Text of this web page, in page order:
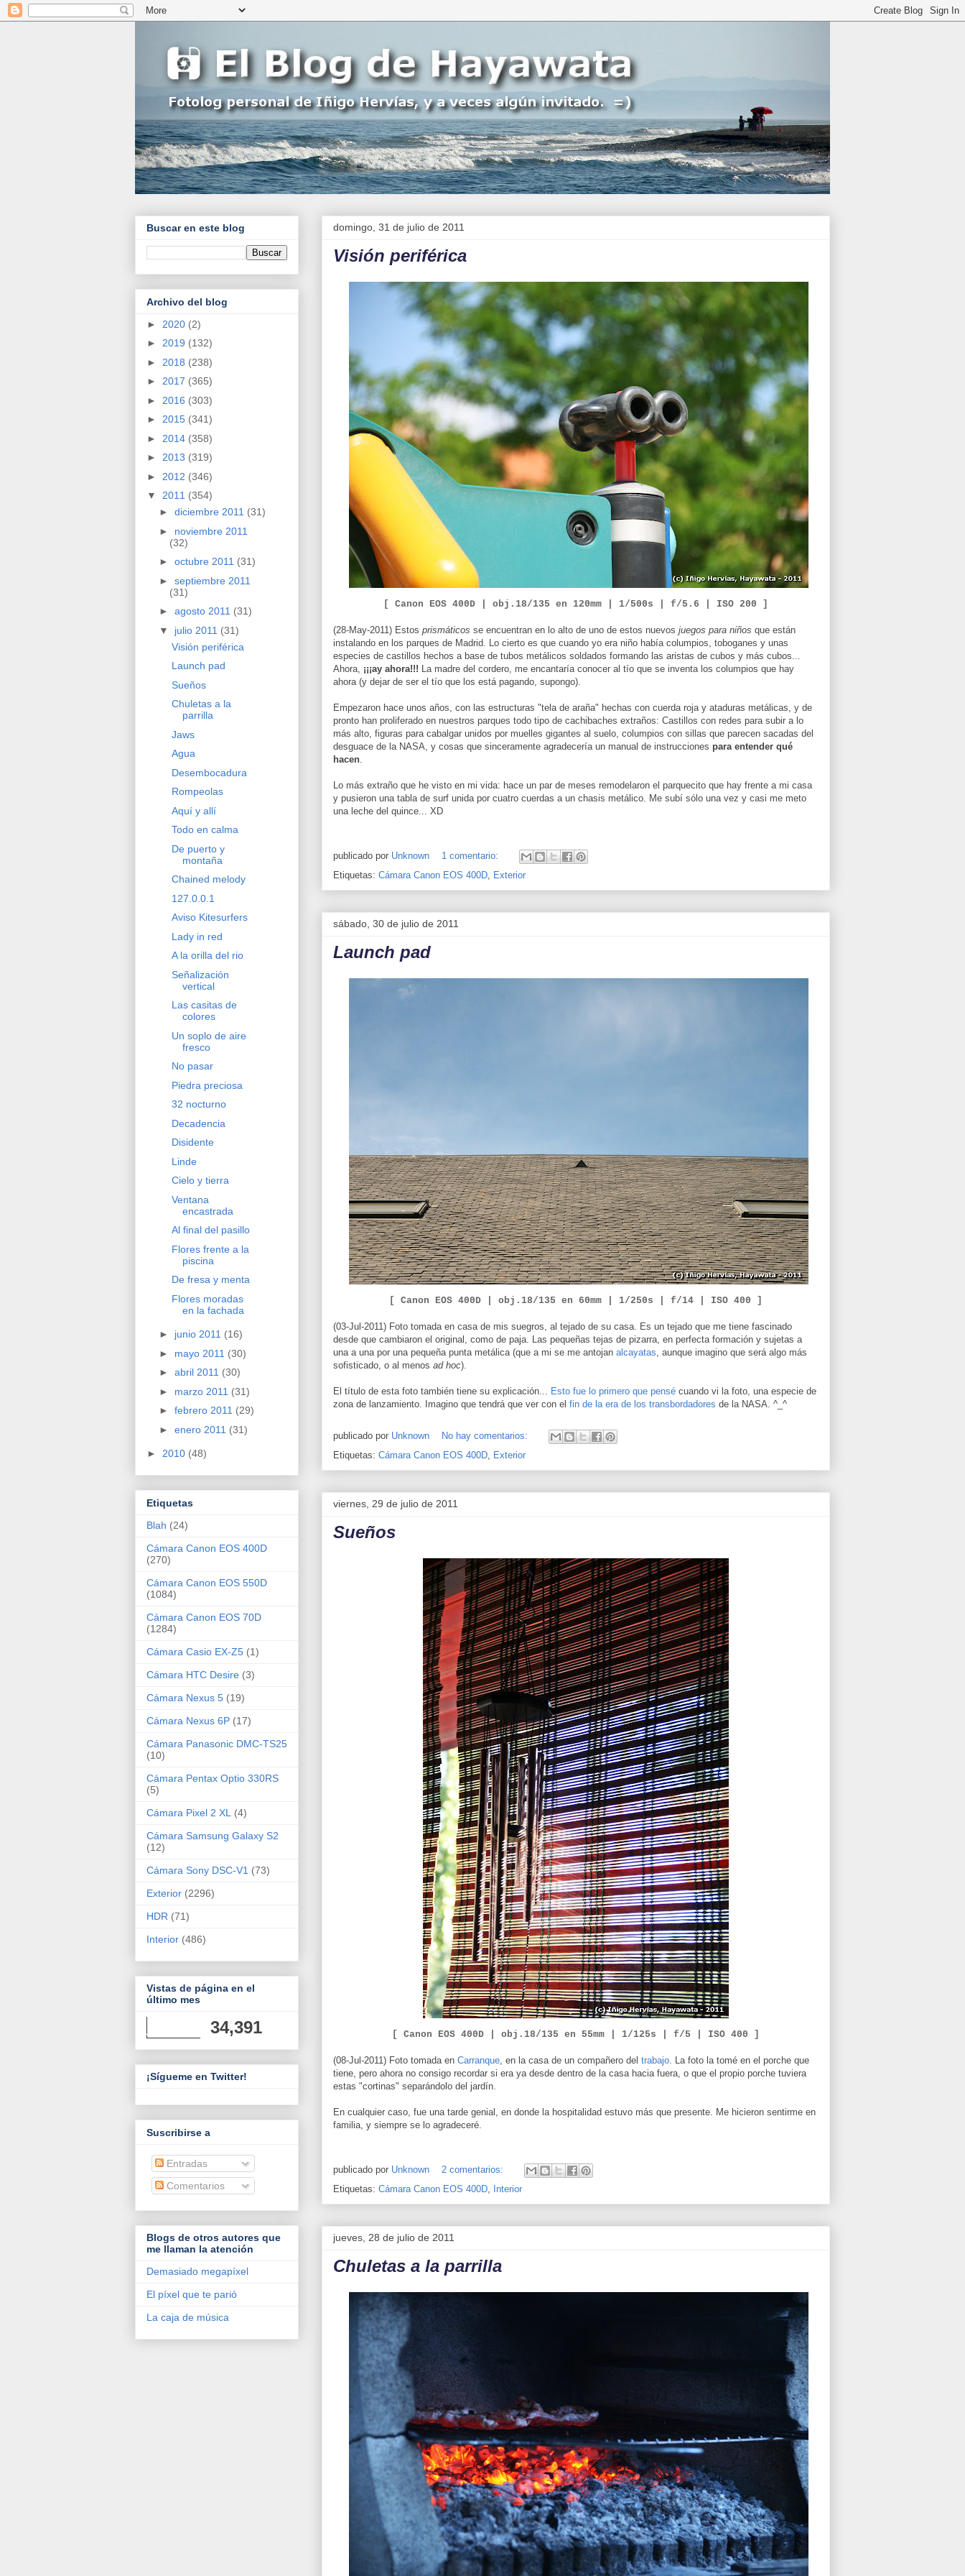
domingo, 31 de julio de 2011
Visión periférica
[ Canon EOS 400D | obj.18/135 en 120mm | 1/500s | f/5.6 | ISO 200 ]
(28-May-2011) Estos prismáticos se encuentran en lo alto de uno de estos nuevos juegos para niños que están
instalando en los parques de Madrid. Lo cierto es que cuando yo era niño había columpios, toboganes y unas
especies de castillos hechos a base de tubos metálicos soldados formando las aristas de cubos y más cubos...
Ahora, ¡¡¡ay ahora!!! La madre del cordero, me encantaría conocer al tío que se inventa los columpios que hay
ahora (y dejar de ser el tío que los está pagando, supongo).
Empezaron hace unos años, con las estructuras "tela de araña" hechas con cuerda roja y ataduras metálicas, y de
pronto han proliferado en nuestros parques todo tipo de cachibaches extraños: Castillos con redes para subir a lo
más alto, figuras para cabalgar unidos por muelles gigantes al suelo, columpios con sillas que parecen sacadas del
desguace de la NASA, y cosas que sinceramente agradecería un manual de instrucciones para entender qué
hacen.
Lo más extraño que he visto en mi vida: hace un par de meses remodelaron el parquecito que hay frente a mi casa
y pusieron una tabla de surf unida por cuatro cuerdas a un chasis metálico. Me subí sólo una vez y casi me meto
una leche del quince... XD
publicado por Unknown
1 comentario:
Etiquetas: Cámara Canon EOS 400D, Exterior
sábado, 30 de julio de 2011
Launch pad
[ Canon EOS 400D | obj.18/135 en 60mm | 1/250s | f/14 | ISO 400 ]
(03-Jul-2011) Foto tomada en casa de mis suegros, al tejado de su casa. Es un tejado que me tiene fascinado
desde que cambiaron el original, como de paja. Las pequeñas tejas de pizarra, en perfecta formación y sujetas a
una a una por una pequeña punta metálica (que a mi se me antojan alcayatas, aunque imagino que será algo más
sofisticado, o al menos ad hoc).
El título de esta foto también tiene su explicación... Esto fue lo primero que pensé cuando vi la foto, una especie de
zona de lanzamiento. Imagino que tendrá que ver con el fin de la era de los transbordadores de la NASA. ^_^
publicado por Unknown
No hay comentarios:
Etiquetas: Cámara Canon EOS 400D, Exterior
viernes, 29 de julio de 2011
Sueños
[ Canon EOS 400D | obj.18/135 en 55mm | 1/125s | f/5 | ISO 400 ]
(08-Jul-2011) Foto tomada en Carranque, en la casa de un compañero del trabajo. La foto la tomé en el porche que
tiene, pero ahora no consigo recordar si era ya desde dentro de la casa hacia fuera, o que el propio porche tuviera
estas "cortinas" separándolo del jardín.
En cualquier caso, fue una tarde genial, en donde la hospitalidad estuvo más que presente. Me hicieron sentirme en
familia, y siempre se lo agradeceré.
publicado por Unknown
2 comentarios:
Etiquetas: Cámara Canon EOS 400D, Interior
jueves, 28 de julio de 2011
Chuletas a la parrilla
Buscar en este blog
Archivo del blog
► 2020 (2)
► 2019 (132)
► 2018 (238)
► 2017 (365)
► 2016 (303)
► 2015 (341)
► 2014 (358)
► 2013 (319)
► 2012 (346)
▼ 2011 (354)
► diciembre 2011 (31)
► noviembre 2011
(32)
► octubre 2011 (31)
► septiembre 2011
(31)
► agosto 2011 (31)
▼ julio 2011 (31)
Visión periférica
Launch pad
Sueños
Chuletas a la
parrilla
Jaws
Agua
Desembocadura
Rompeolas
Aquí y allí
Todo en calma
De puerto y
montaña
Chained melody
127.0.0.1
Aviso Kitesurfers
Lady in red
A la orilla del rio
Señalización
vertical
Las casitas de
colores
Un soplo de aire
fresco
No pasar
Piedra preciosa
32 nocturno
Decadencia
Disidente
Linde
Cielo y tierra
Ventana
encastrada
Al final del pasillo
Flores frente a la
piscina
De fresa y menta
Flores moradas
en la fachada
► junio 2011 (16)
► mayo 2011 (30)
► abril 2011 (30)
► marzo 2011 (31)
► febrero 2011 (29)
► enero 2011 (31)
► 2010 (48)
Etiquetas
Blah (24)
Cámara Canon EOS 400D
(270)
Cámara Canon EOS 550D
(1084)
Cámara Canon EOS 70D
(1284)
Cámara Casio EX-Z5 (1)
Cámara HTC Desire (3)
Cámara Nexus 5 (19)
Cámara Nexus 6P (17)
Cámara Panasonic DMC-TS25
(10)
Cámara Pentax Optio 330RS
(5)
Cámara Pixel 2 XL
(4)
Cámara Samsung Galaxy S2
(12)
Cámara Sony DSC-V1 (73)
Exterior (2296)
HDR (71)
Interior (486)
Vistas de página en el
último mes
34,391
¡Sígueme en Twitter!
Suscribirse a
Entradas
Comentarios
Blogs de otros autores que
me llaman la atención
Demasiado megapíxel
El píxel que te parió
La caja de música